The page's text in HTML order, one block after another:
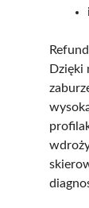
Dzięki